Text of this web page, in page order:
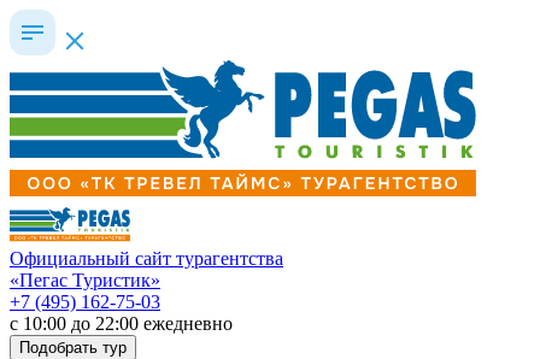
Официальный сайт турагентства
«Пегас Туристик»
+7 (495) 162-75-03
c 10:00 до 22:00 ежедневно
Подобрать тур